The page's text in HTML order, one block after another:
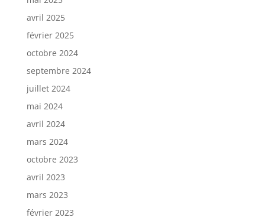
avril 2025
février 2025
octobre 2024
septembre 2024
juillet 2024
mai 2024
avril 2024
mars 2024
octobre 2023
avril 2023
mars 2023
février 2023